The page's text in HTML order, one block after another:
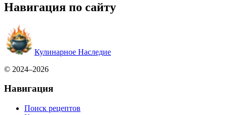
Навигация по сайту
Кулинарное Наследие
© 2024–2026
Навигация
Поиск рецептов